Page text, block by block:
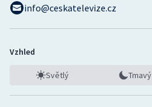
info@ceskatelevize.cz
Vzhled
Světlý Tmavý